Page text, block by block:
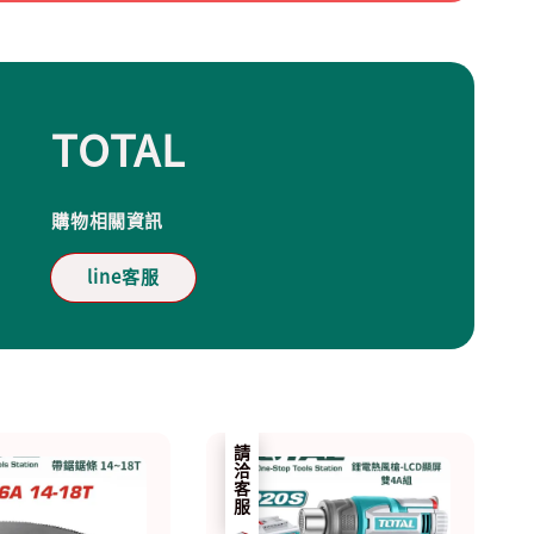
TOTAL
購物相關資訊
line客服
請洽客服